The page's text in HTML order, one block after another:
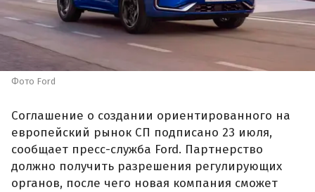
Фото Ford
Соглашение о создании ориентированного на
европейский рынок СП подписано 23 июля,
сообщает пресс-служба Ford. Партнерство
должно получить разрешения регулирующих
органов, после чего новая компания сможет